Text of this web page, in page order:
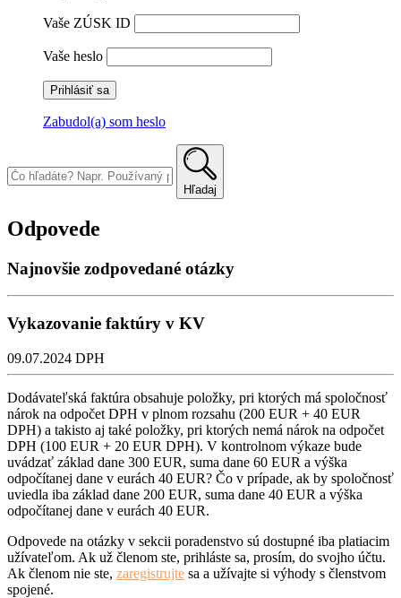
Vaše ZÚSK ID
Vaše heslo
Zabudol(a) som heslo
to
content
Hľadaj
Odpovede
Najnovšie zodpovedané otázky
Vykazovanie faktúry v KV
09.07.2024 DPH
Dodávateľská faktúra obsahuje položky, pri ktorých má spoločnosť
nárok na odpočet DPH v plnom rozsahu (200 EUR + 40 EUR
DPH) a takisto aj také položky, pri ktorých nemá nárok na odpočet
DPH (100 EUR + 20 EUR DPH). V kontrolnom výkaze bude
uvádzať základ dane 300 EUR, suma dane 60 EUR a výška
odpočítanej dane v eurách 40 EUR? Čo v prípade, ak by spoločnosť
uviedla iba základ dane 200 EUR, suma dane 40 EUR a výška
odpočítanej dane v eurách 40 EUR.
Odpovede na otázky v sekcii poradenstvo sú dostupné iba platiacim
užívateľom. Ak už členom ste, prihláste sa, prosím, do svojho účtu.
Ak členom nie ste, zaregistrujte sa a užívajte si výhody s členstvom
spojené.